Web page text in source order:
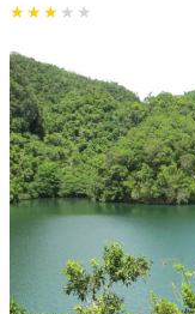
★★★ ★ ★